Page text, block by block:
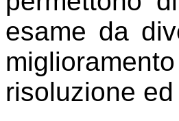
esame da
risoluzione